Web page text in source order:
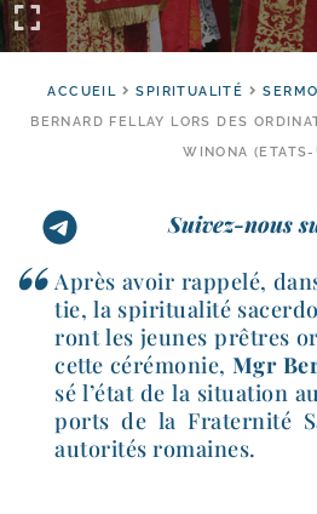
ACCUEIL SPIRITUALITÉ
BERNARD FELLAY LORS DES
WINONA (ETATS-
Suivez-nous
Après avoir rap­pe­lé,
tie, la spi­ri­tua­li­té
ront les jeunes prêtres
cette céré­mo­nie, Mgr
sé l’état de la situa­tion
ports de la Fraternité
auto­ri­tés romaines.